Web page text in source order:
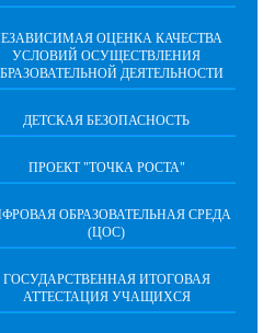
ОЦЕНКА КАЧЕСТВА
УСЛОВИЙ ОСУЩЕСТВЛЕНИЯ
ДЕЯТЕЛЬНОСТИ
ДЕТСКАЯ БЕЗОПАСНОСТЬ
ПРОЕКТ "ТОЧКА РОСТА"
ОБРАЗОВАТЕЛЬНАЯ СРЕДА
(ЦОС)
ГОСУДАРСТВЕННАЯ ИТОГОВАЯ
АТТЕСТАЦИЯ УЧАЩИХСЯ